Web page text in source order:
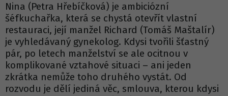
Nina (Petra Hřebíčková) je ambiciózní
šéfkuchařka, která se chystá otevřít vlastní
restauraci, její manžel Richard (Tomáš Maštalír)
je vyhledávaný gynekolog. Kdysi tvořili šťastný
pár, po letech manželství se ale ocitnou v
komplikované vztahové situaci – ani jeden
zkrátka nemůže toho druhého vystát. Od
rozvodu je dělí jediná věc, smlouva, kterou kdysi